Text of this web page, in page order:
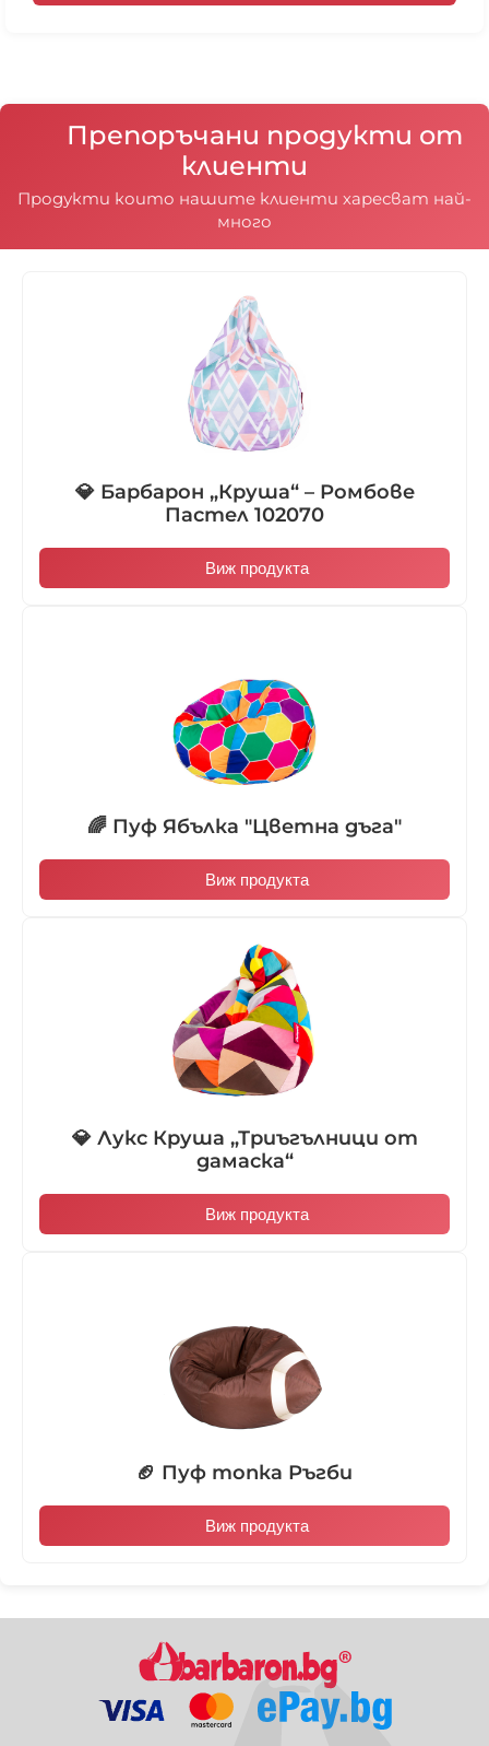
Препоръчани продукти от
клиенти
Продукти които нашите клиенти харесват най-
много
💎 Барбарон „Круша“ – Ромбове
Пастел 102070
Виж продукта
🌈 Пуф Ябълка "Цветна дъга"
Виж продукта
💎 Лукс Круша „Триъгълници от
дамаска“
Виж продукта
🏈 Пуф топка Ръгби
Виж продукта